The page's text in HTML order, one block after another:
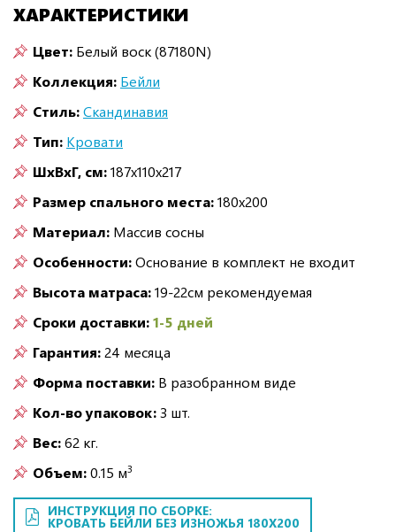
ХАРАКТЕРИСТИКИ
Цвет: Белый воск (87180N)
Коллекция: Бейли
Стиль:Скандинавия
Тип: Кровати
ШxВxГ, см:187x110x217
Размер спального места:180х200
Материал: Массив сосны
Особенности:Основание в комплект не входит
Высота матраса:19-22см рекомендуемая
Сроки доставки:1-5 дней
Гарантия:24 месяца
Форма поставки: В разобранном виде
Кол-во упаковок:3 шт.
Вес:62 кг.
Объем:0.15 м3
ИНСТРУКЦИЯ ПО СБОРКЕ:
КРОВАТЬ БЕЙЛИ БЕЗ ИЗНОЖЬЯ 180Х200